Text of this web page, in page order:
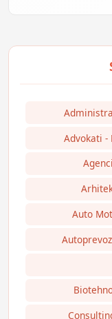
Advokati -
Auto